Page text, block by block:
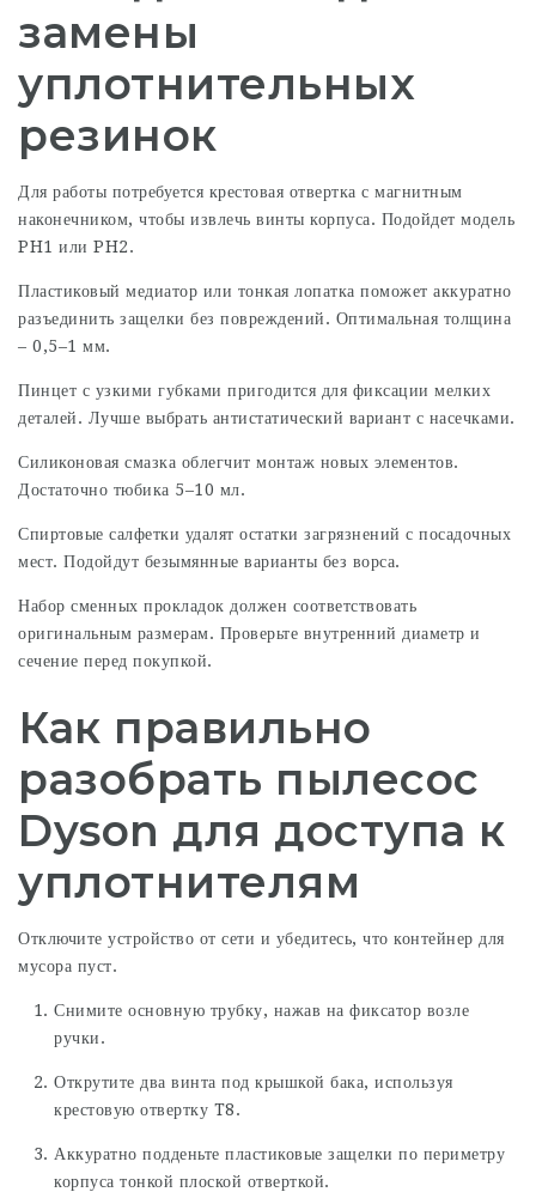
замены
уплотнительных
резинок
Для работы потребуется крестовая отвертка с магнитным
наконечником, чтобы извлечь винты корпуса. Подойдет модель
PH1 или PH2.
Пластиковый медиатор или тонкая лопатка поможет аккуратно
разъединить защелки без повреждений. Оптимальная толщина
– 0,5–1 мм.
Пинцет с узкими губками пригодится для фиксации мелких
деталей. Лучше выбрать антистатический вариант с насечками.
Силиконовая смазка облегчит монтаж новых элементов.
Достаточно тюбика 5–10 мл.
Спиртовые салфетки удалят остатки загрязнений с посадочных
мест. Подойдут безымянные варианты без ворса.
Набор сменных прокладок должен соответствовать
оригинальным размерам. Проверьте внутренний диаметр и
сечение перед покупкой.
Как правильно
разобрать пылесос
Dyson для доступа к
уплотнителям
Отключите устройство от сети и убедитесь, что контейнер для
мусора пуст.
Снимите основную трубку, нажав на фиксатор возле
ручки.
Открутите два винта под крышкой бака, используя
крестовую отвертку T8.
Аккуратно подденьте пластиковые защелки по периметру
корпуса тонкой плоской отверткой.